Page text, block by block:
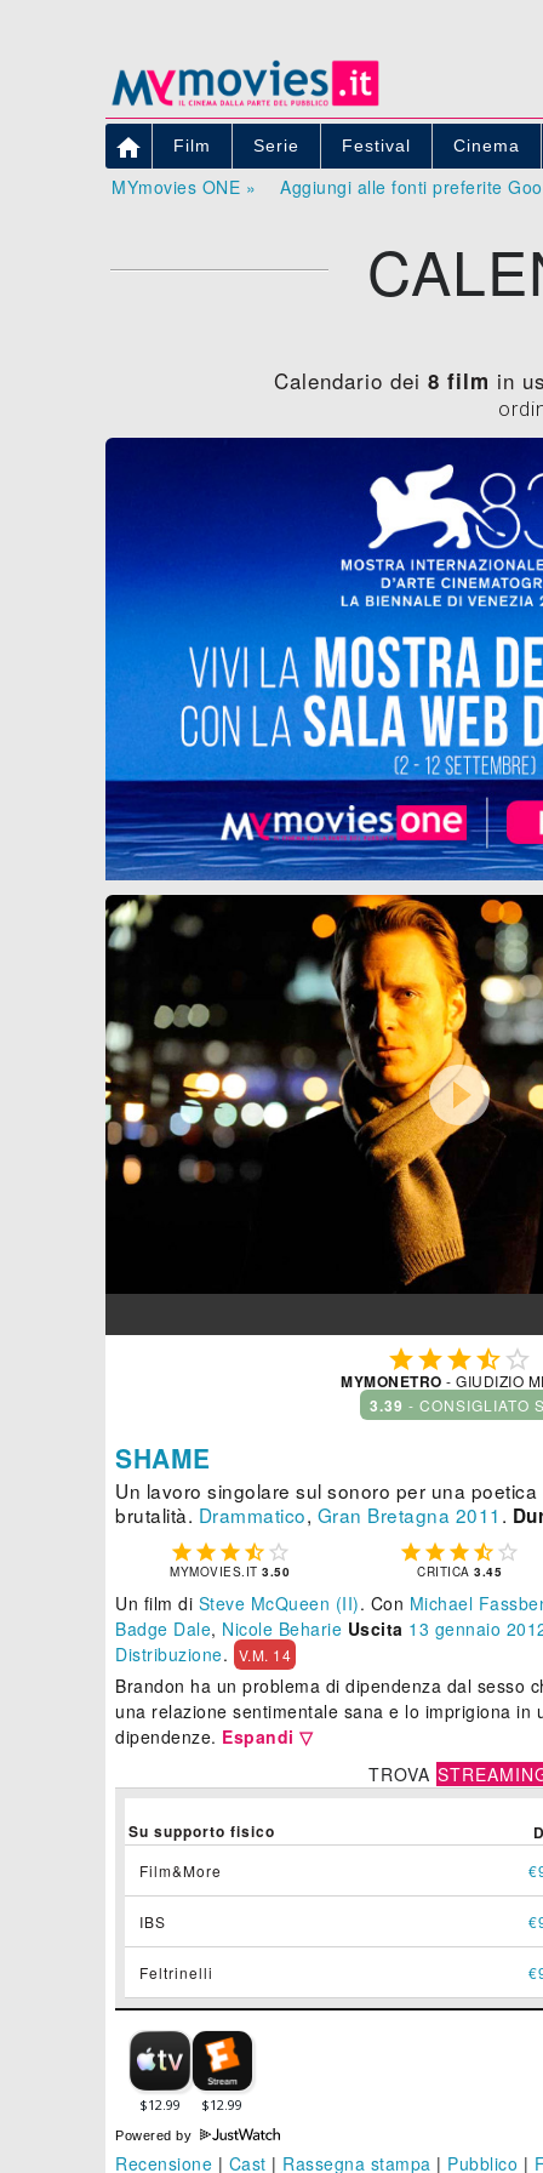
 Film Serie Festival Cinema
MYmovies ONE » Aggiungi alle fonti preferite
Calendario dei 8 film in

 
MYMONETRO - GIUDIZIO
3.39 - CONSIGLIATO
SHAME
Un lavoro singolare sul sonoro per una
brutalità. Drammatico, Gran Bretagna 2011 .
    
MYMOVIES.IT3.50
    
CRITICA3.45
Un film di Steve McQueen (II). Con Michael
Badge Dale, Nicole Beharie Uscita 13 gennaio
Distribuzione. V.M. 14
Brandon ha un problema di dipendenza dal sesso
una relazione sentimentale sana e lo imprigiona in
dipendenze. Espandi ▽
TROVA
Su supporto fisico
Film&More
IBS
Feltrinelli
Powered by
Recensione | Cast | Rassegna stampa | Pubblico |